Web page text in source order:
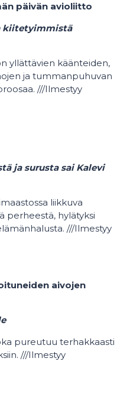
päivän avioliitto
kiitetyimmistä
yllättävien käänteiden,
ja tummanpuhuvan
///Ilmestyy
ja surusta sai Kalevi
liikkuva
perheestä, hylätyksi
///Ilmestyy
aivojen
pureutuu terhakkaasti
///Ilmestyy